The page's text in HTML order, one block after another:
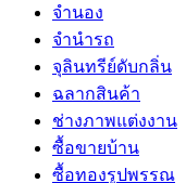
จำนอง
จำนำรถ
จุลินทรีย์ดับกลิ่น
ฉลากสินค้า
ช่างภาพแต่งงาน
ซื้อขายบ้าน
ซื้อทองรูปพรรณ